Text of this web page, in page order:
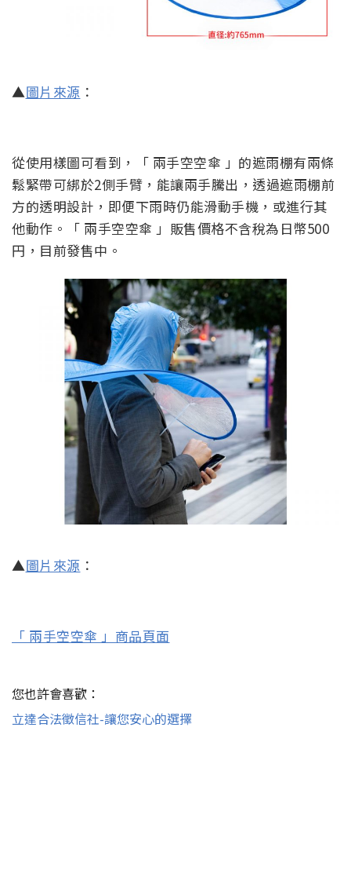
▲圖片來源 ：
從使用樣圖可看到，「 兩手空空傘 」的遮雨棚有兩條
鬆緊帶可綁於2側手臂，能讓兩手騰出，透過遮雨棚前
方的透明設計，即便下雨時仍能滑動手機，或進行其
他動作。「 兩手空空傘 」販售價格不含稅為日幣500
円，目前發售中。
▲圖片來源 ：
「 兩手空空傘 」商品頁面
您也許會喜歡：
立達合法徵信社-讓您安心的選擇